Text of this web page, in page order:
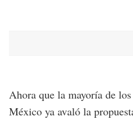
Ahora que la mayoría de
México ya avaló la